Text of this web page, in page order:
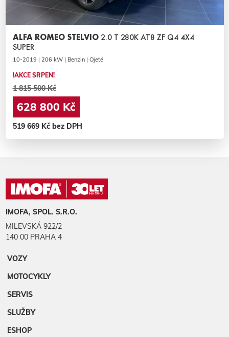
ALFA ROMEO STELVIO 2.0 T 280K AT8 ZF Q4 4X4
SUPER
10-2019 | 206 kW | Benzin | Ojeté
!AKCE SRPEN!
1 815 500 Kč
628 800 Kč
519 669 Kč bez DPH
IMOFA, SPOL. S.R.O.
MILEVSKÁ 922/2
140 00 PRAHA 4
VOZY
MOTOCYKLY
SERVIS
SLUŽBY
ESHOP